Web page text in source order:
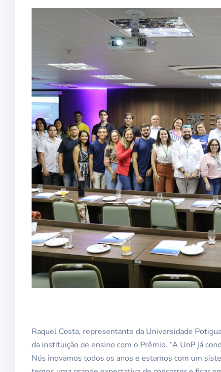
Raquel Costa, representante da Universidade
da instituição de ensino com o Prêmio. “A UnP já
Nós inovamos todos os anos e estamos com um